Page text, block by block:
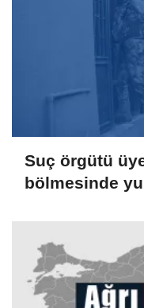
Suç örgütü
bölmesinde